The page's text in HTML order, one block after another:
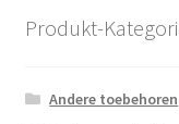
Produkt-
Andere toebehoren